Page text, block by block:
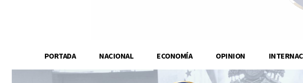
PORTADA NACIONAL ECONOMÍA OPINION